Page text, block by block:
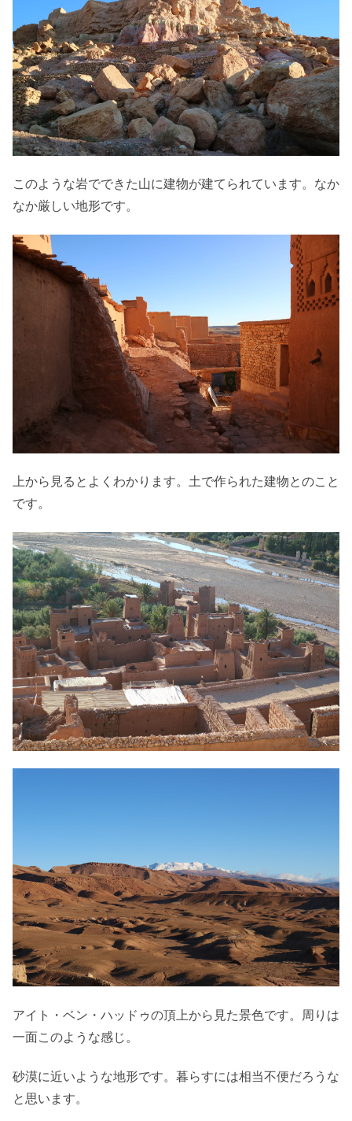
このような岩でできた山に建物が建てられています。なか
なか厳しい地形です。
上から見るとよくわかります。土で作られた建物とのこと
です。
アイト・ベン・ハッドゥの頂上から見た景色です。周りは
一面このような感じ。
砂漠に近いような地形です。暮らすには相当不便だろうな
と思います。